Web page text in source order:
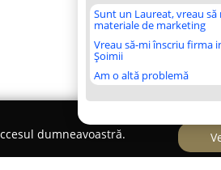
Sunt un Laureat, vreau să
materiale de marketing
Vreau să-mi înscriu firma
Șoimii
Am o altă problemă
dumneavoastră.